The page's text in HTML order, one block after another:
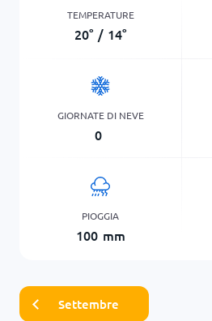
TEMPERATURE
20° / 14°
GIORNATE DI NEVE
0
PIOGGIA
100 mm
Settembre